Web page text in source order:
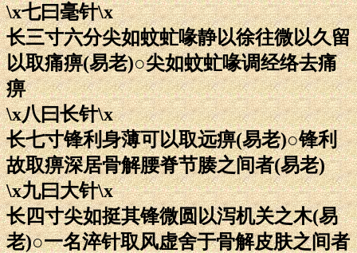
\x七曰毫针\x
长三寸六分尖如蚊虻喙静以徐往微以久留
以取痛痹(易老)○尖如蚊虻喙调经络去痛
痹
\x八曰长针\x
长七寸锋利身薄可以取远痹(易老)○锋利
故取痹深居骨解腰脊节腠之间者(易老)
\x九曰大针\x
长四寸尖如挺其锋微圆以泻机关之木(易
老)○一名淬针取风虚舍于骨解皮肤之间者